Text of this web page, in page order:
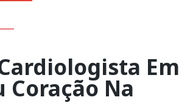
Em
Coração Na